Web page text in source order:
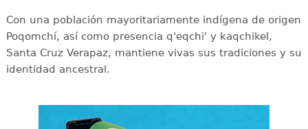
Con una población mayoritariamente indígena de origen
Poqomchí, así como presencia q'eqchi' y kaqchikel,
Santa Cruz Verapaz, mantiene vivas sus tradiciones y su
identidad ancestral.